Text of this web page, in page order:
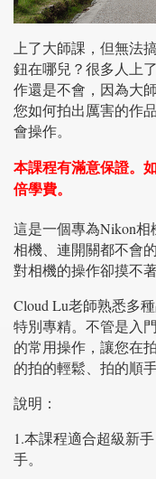
上了大師課，但無法
鈕在哪兒？很多人上
作還是不會，因為大
您如何拍出厲害的作
會操作。
本課程有滿意保證。
倍學費。
這是一個專為Nikon
相機、連開關都不會
對相機的操作卻摸不
Cloud Lu老師熟悉多
特別專精。不管是入
的常用操作，讓您在
的拍的輕鬆、拍的順手
說明：
1.本課程適合超級新
手。